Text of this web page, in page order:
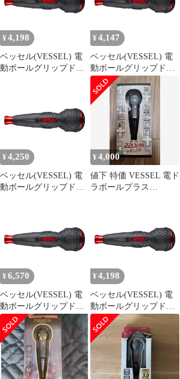
¥ 4,198
ベッセル(VESSEL) 電
動ボールグリップドラ
ルク3N・m 220USBC 0
¥ 4,147
ベッセル(VESSEL) 電
動ボールグリップドラ
イバー 〈本体のみ〉 電
ドラボールII USBタイ
プCで充電 最大出力ト
ルク3N・m 220USBC 0
¥ 4,250
ベッセル(VESSEL) 電
動ボールグリップドラ
ルク3N・m 220USBC 0
¥4,000
値下 特価 VESSEL 電ド
ラボールプラス
¥ 6,570
ベッセル(VESSEL) 電
動ボールグリップドラ
イバー 〈本体のみ〉 電
ドラボール? USBタイ
プCで充電 最大出力ト
ルク3N・m
220USBCpms 026aa069
¥ 4,198
ベッセル(VESSEL) 電
動ボールグリップドラ
イバー 〈本体のみ〉 電
ドラボールII USBタイ
プCで充電 最大出力ト
ルク3N・m 220USBC 1